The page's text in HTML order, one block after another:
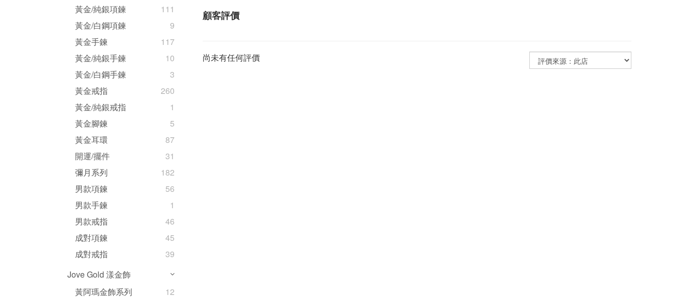
黃金/純銀項鍊
111
黃金/白鋼項鍊
9
黃金手鍊
117
黃金/純銀手鍊
10
黃金/白鋼手鍊
3
黃金戒指
260
黃金/純銀戒指
1
黃金腳鍊
5
黃金耳環
87
開運/擺件
31
彌月系列
182
男款項鍊
56
男款手鍊
1
男款戒指
46
成對項鍊
45
成對戒指
39
Jove Gold 漾金飾
黃阿瑪金飾系列
12
顧客評價
尚未有任何評價